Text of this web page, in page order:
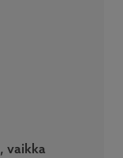
vaikka